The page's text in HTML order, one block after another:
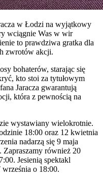
w Łodzi na wyjątkowy
wciągnie Was w wir
to prawdziwa gratka dla
zwrotów akcji.
bohaterów, starając się
kto stoi za tytułowym
Jaracza gwarantują
która z pewnością na
wystawiany wielokrotnie.
18:00 oraz 12 kwietnia
nadarzą się 9 maja
Zapraszamy również 20
Jesienią spektakl
o 18:00.